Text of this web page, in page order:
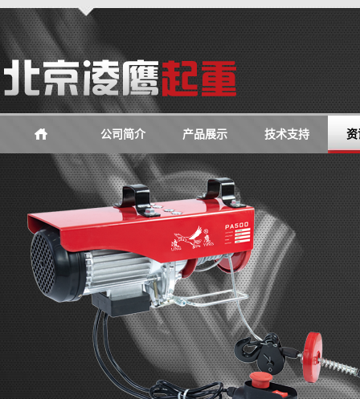
公司简介 产品展示 技术支持 资